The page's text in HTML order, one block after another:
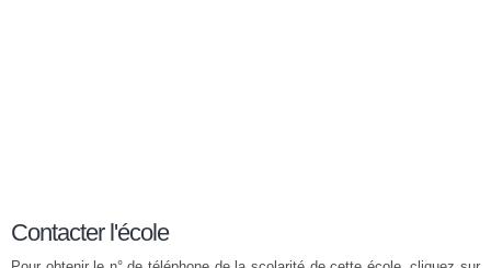
Contacter l'école